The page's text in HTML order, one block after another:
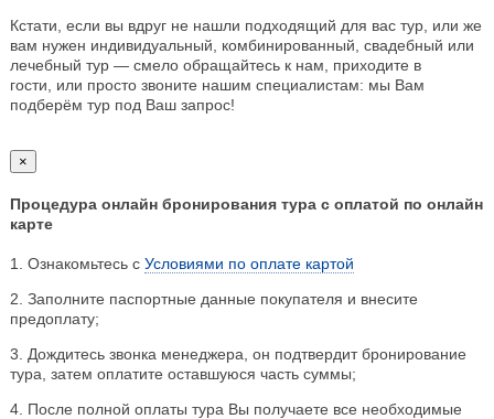
Кстати, если вы вдруг не нашли подходящий для вас тур, или же
вам нужен индивидуальный, комбинированный, свадебный или
лечебный тур — смело обращайтесь к нам, приходите в
гости, или просто звоните нашим специалистам: мы Вам
подберём тур под Ваш запрос!
×
Процедура онлайн бронирования тура с оплатой по онлайн
карте
1. Ознакомьтесь с Условиями по оплате картой
2. Заполните паспортные данные покупателя и внесите
предоплату;
3. Дождитесь звонка менеджера, он подтвердит бронирование
тура, затем оплатите оставшуюся часть суммы;
4. После полной оплаты тура Вы получаете все необходимые